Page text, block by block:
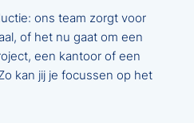
ons team zorgt voor
of het nu gaat om een
een kantoor of een
kan jij je focussen op het